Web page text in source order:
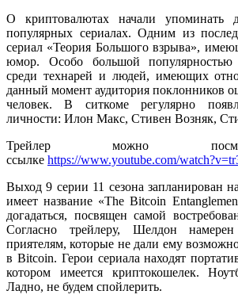
О криптовалютах начали
популярных сериалах. Одним из
сериал «Теория Большого взрыва»,
юмор. Особо большой популярностью
среди технарей и людей, имеющих
данный момент аудитория поклонников
человек. В ситкоме регулярно
личности: Илон Макс, Стивен Возняк,
Трейлер можно
ссылке https://www.youtube.com/
Выход 9 серии 11 сезона запланирован
имеет название «The Bitcoin
догадаться, посвящен самой
Согласно трейлеру, Шелдон
приятелям, которые не дали ему
в Bitcoin. Герои сериала находят
котором имеется криптокошелек.
Ладно, не будем спойлерить.